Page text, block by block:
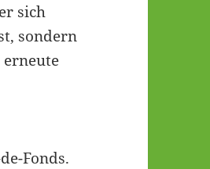
sich
sondern
Fonds.